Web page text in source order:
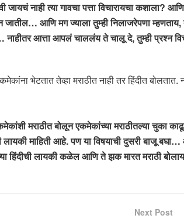
नाही त्या गावचा पत्ता विचारायचा कशाला?
जातील… आणि मग ज्याला तुम्ही निलाजरेपणा
आत्ता आपलं चाललंय ते चालू दे, तुम्ही प्रश्न
भेटतात तेव्हा मराठीत नाही तर हिंदीत
मराठीत बोलून एकमेकांच्या मराठीतल्या चुका
लायकी माहिती आहे. पण या विषयाची दुसरी बाजू
हिंदीची लायकी कळेल आणि ते झक मारत मराठी
Next Post